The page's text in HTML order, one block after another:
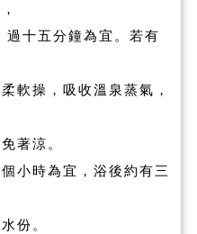
十五分鐘為宜。若有
軟操，吸收溫泉蒸氣，
著涼。
小時為宜，浴後約有三
份。